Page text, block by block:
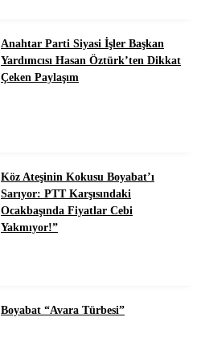
Anahtar Parti Siyasi İşler Başkan
Yardımcısı Hasan Öztürk’ten Dikkat
Çeken Paylaşım
Köz Ateşinin Kokusu Boyabat’ı
Sarıyor: PTT Karşısındaki
Ocakbaşında Fiyatlar Cebi
Yakmıyor!”
Boyabat “Avara Türbesi”